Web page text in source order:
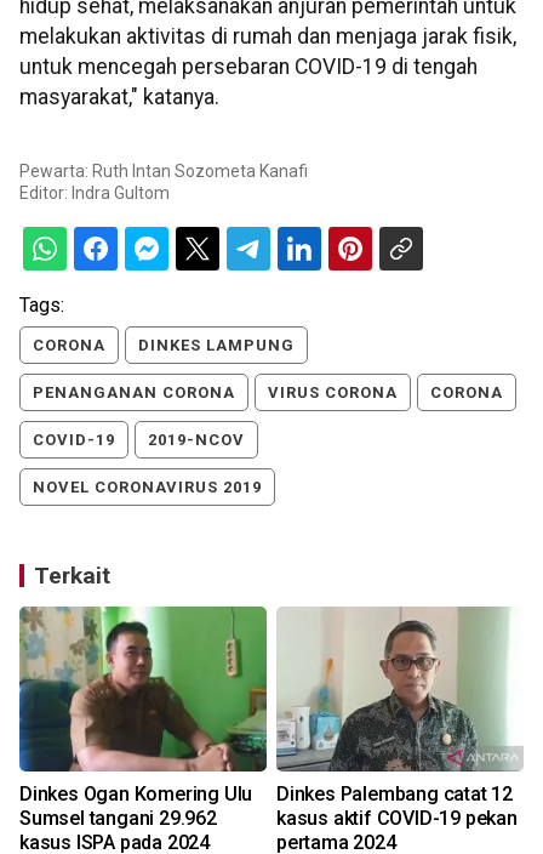
hidup sehat, melaksanakan anjuran pemerintah untuk
melakukan aktivitas di rumah dan menjaga jarak fisik,
untuk mencegah persebaran COVID-19 di tengah
masyarakat," katanya.
Pewarta: Ruth Intan Sozometa Kanafi
Editor: Indra Gultom
Tags:
CORONA DINKES LAMPUNG
PENANGANAN CORONA VIRUS CORONA CORONA
COVID-19 2019-NCOV
NOVEL CORONAVIRUS 2019
Terkait
Dinkes Ogan Komering Ulu
Sumsel tangani 29.962
kasus ISPA pada 2024
Dinkes Palembang catat 12
kasus aktif COVID-19 pekan
pertama 2024